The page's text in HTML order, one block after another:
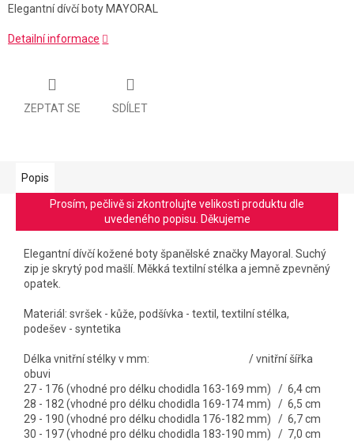
Elegantní dívčí boty MAYORAL
Detailní informace
ZEPTAT SE SDÍLET
Popis
Prosím, pečlivě si zkontrolujte velikosti produktu dle
uvedeného popisu. Děkujeme
Elegantní dívčí kožené boty španělské značky Mayoral. Suchý
zip je skrytý pod mašlí. Měkká textilní stélka a jemně zpevněný
opatek.
Materiál: svršek - kůže, podšívka - textil, textilní stélka,
podešev - syntetika
Délka vnitřní stélky v mm: / vnitřní šířka
obuvi
27 - 176 (vhodné pro délku chodidla 163-169 mm) / 6,4 cm
28 - 182 (vhodné pro délku chodidla 169-174 mm) / 6,5 cm
29 - 190 (vhodné pro délku chodidla 176-182 mm) / 6,7 cm
30 - 197 (vhodné pro délku chodidla 183-190 mm) / 7,0 cm